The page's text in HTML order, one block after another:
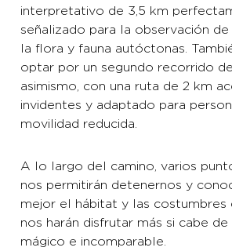
interpretativo de 3,5 km
señalizado para la observación
la flora y fauna autóctonas.
optar por un segundo recorrido
asimismo, con una ruta de 2 km
invidentes y adaptado para
movilidad reducida.
A lo largo del camino, varios
nos permitirán detenernos y
mejor el hábitat y las costumbres
nos harán disfrutar más si cabe
mágico e incomparable.